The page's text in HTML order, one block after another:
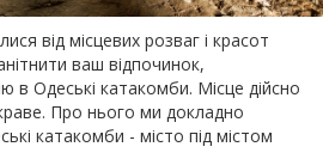
від місцевих розваг і красот
ваш відпочинок,
в Одеські катакомби. Місце дійсно
Про нього ми докладно
катакомби - місто під містом